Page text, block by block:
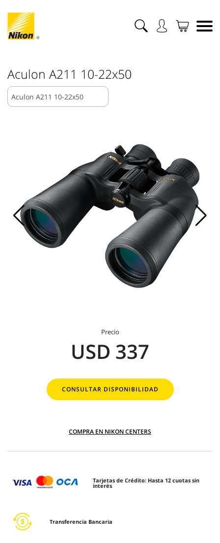
Aculon A211 10-22x50
Precio
USD 337
CONSULTAR DISPONIBILIDAD
COMPRA EN NIKON CENTERS
Tarjetas de Crédito: Hasta 12 cuotas sin
interés
Transferencia Bancaria